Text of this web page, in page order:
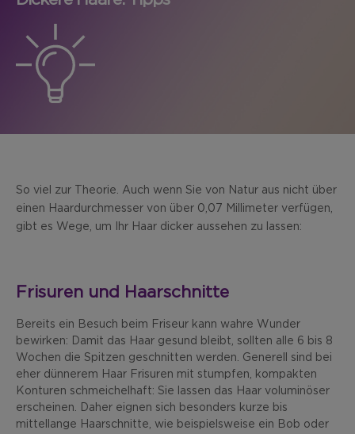
So viel zur Theorie. Auch wenn Sie von Natur aus nicht über
einen Haardurchmesser von über 0,07 Millimeter verfügen,
gibt es Wege, um Ihr Haar dicker aussehen zu lassen:
Frisuren und Haarschnitte
Bereits ein Besuch beim Friseur kann wahre Wunder
bewirken: Damit das Haar gesund bleibt, sollten alle 6 bis 8
Wochen die Spitzen geschnitten werden. Generell sind bei
eher dünnerem Haar Frisuren mit stumpfen, kompakten
Konturen schmeichelhaft: Sie lassen das Haar voluminöser
erscheinen. Daher eignen sich besonders kurze bis
mittellange Haarschnitte, wie beispielsweise ein Bob oder